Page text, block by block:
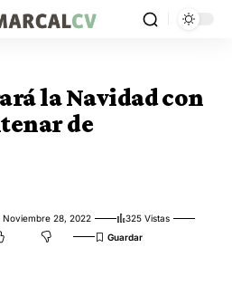
la Navidad con
de
Noviembre 28, 2022
325 Vistas